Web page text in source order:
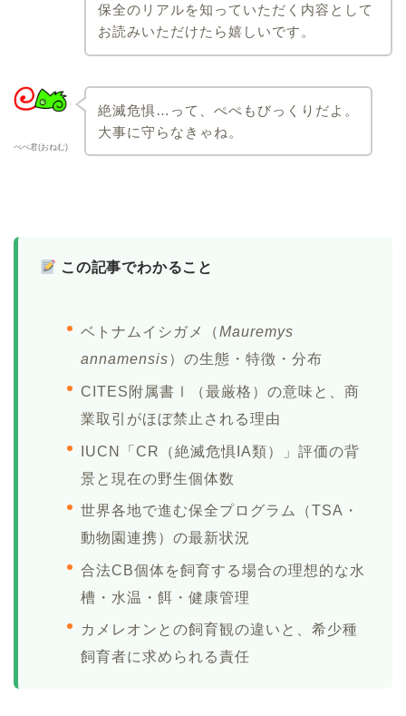
保全のリアルを知っていただく内容として
お読みいただけたら嬉しいです。
ぺぺ君(おねむ)
絶滅危惧…って、ぺぺもびっくりだよ。
大事に守らなきゃね。
この記事でわかること
ベトナムイシガメ（Mauremys
annamensis）の生態・特徴・分布
CITES附属書Ⅰ（最厳格）の意味と、商
業取引がほぼ禁止される理由
IUCN「CR（絶滅危惧IA類）」評価の背
景と現在の野生個体数
世界各地で進む保全プログラム（TSA・
動物園連携）の最新状況
合法CB個体を飼育する場合の理想的な水
槽・水温・餌・健康管理
カメレオンとの飼育観の違いと、希少種
飼育者に求められる責任